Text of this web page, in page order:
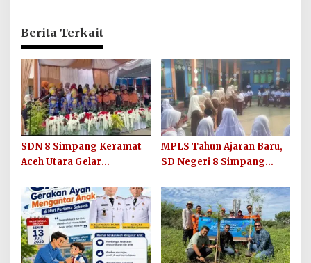
Berita Terkait
SDN 8 Simpang Keramat
Aceh Utara Gelar
Tahun Ajaran 2026/2027
MPLS Tahun Ajaran Baru,
SD Negeri 8 Simpang
Sekolah Berkualitas dan
Berkarakter